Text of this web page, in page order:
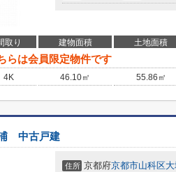
取り 建物面積 土地面積
らは会員限定物件です
4K 46.10㎡ 55.86㎡
中古戸建
住所 京都府京都市山科区